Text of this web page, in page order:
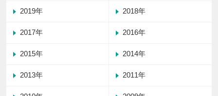
2019年 2018年
2017年 2016年
2015年 2014年
2013年 2011年